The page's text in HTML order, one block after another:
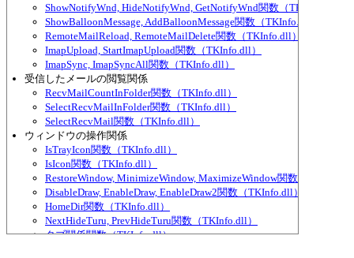
ShowNotifyWnd, HideNotifyWnd, GetNotifyWnd関数（TKInfo.dll）
ShowBalloonMessage, AddBalloonMessage関数（TKInfo.dll）
RemoteMailReload, RemoteMailDelete関数（TKInfo.dll）
ImapUpload, StartImapUpload関数（TKInfo.dll）
ImapSync, ImapSyncAll関数（TKInfo.dll）
受信したメールの閲覧関係
RecvMailCountInFolder関数（TKInfo.dll）
SelectRecvMailInFolder関数（TKInfo.dll）
SelectRecvMail関数（TKInfo.dll）
ウィンドウの操作関係
IsTrayIcon関数（TKInfo.dll）
IsIcon関数（TKInfo.dll）
RestoreWindow, MinimizeWindow, MaximizeWindow関数（
DisableDraw, EnableDraw, EnableDraw2関数（TKInfo.dll）
HomeDir関数（TKInfo.dll）
NextHideTuru, PrevHideTuru関数（TKInfo.dll）
タブ関係関数（TKInfo.dll）